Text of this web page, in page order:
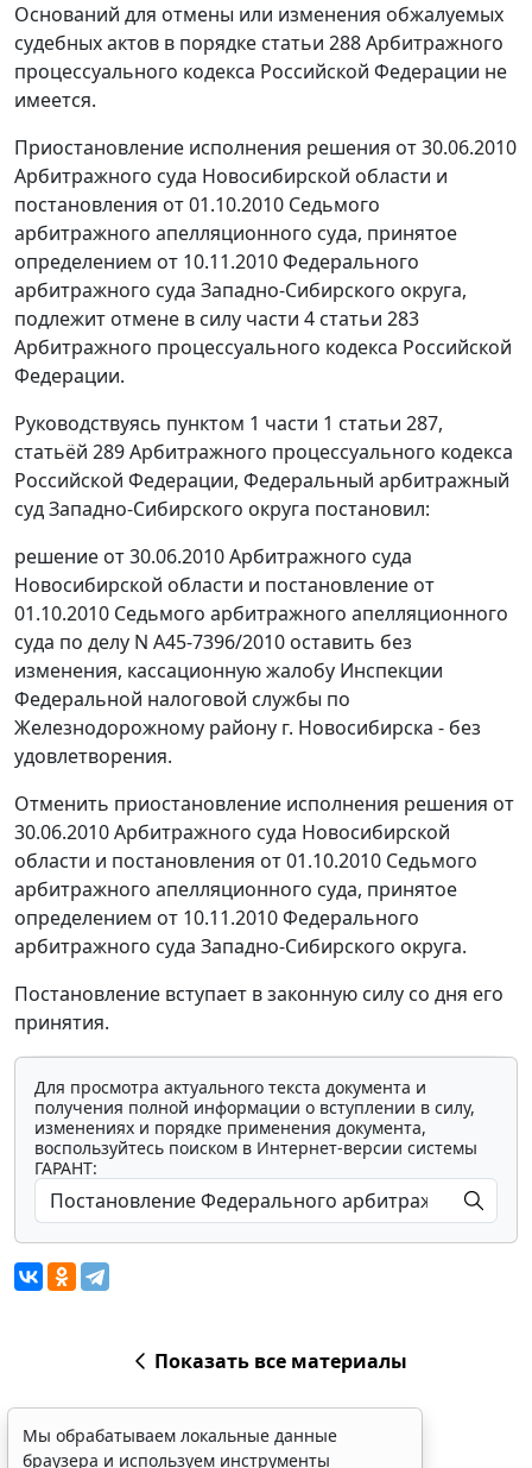
Оснований для отмены или изменения обжалуемых
судебных актов в порядке статьи 288Арбитражного
процессуального кодекса Российской Федерации не
имеется.
Приостановление исполнения решения от 30.06.2010
Арбитражного суда Новосибирской области и
постановления от 01.10.2010 Седьмого
арбитражного апелляционного суда, принятое
определением от 10.11.2010 Федерального
арбитражного суда Западно-Сибирского округа,
подлежит отмене в силу части 4 статьи 283
Арбитражного процессуального кодекса Российской
Федерации.
Руководствуясь пунктом 1 части 1 статьи 287,
статьёй 289Арбитражного процессуального кодекса
Российской Федерации, Федеральный арбитражный
суд Западно-Сибирского округа постановил:
решение от 30.06.2010 Арбитражного суда
Новосибирской области и постановление от
01.10.2010 Седьмого арбитражного апелляционного
суда по делу N А45-7396/2010 оставить без
изменения, кассационную жалобу Инспекции
Федеральной налоговой службы по
Железнодорожному району г. Новосибирска - без
удовлетворения.
Отменить приостановление исполнения решения от
30.06.2010 Арбитражного суда Новосибирской
области и постановления от 01.10.2010 Седьмого
арбитражного апелляционного суда, принятое
определением от 10.11.2010 Федерального
арбитражного суда Западно-Сибирского округа.
Постановление вступает в законную силу со дня его
принятия.
Для просмотра актуального текста документа и
получения полной информации о вступлении в силу,
изменениях и порядке применения документа,
воспользуйтесь поиском в Интернет-версии системы
ГАРАНТ:
Показать все материалы
Мы обрабатываем локальные данные
браузера и используем инструменты